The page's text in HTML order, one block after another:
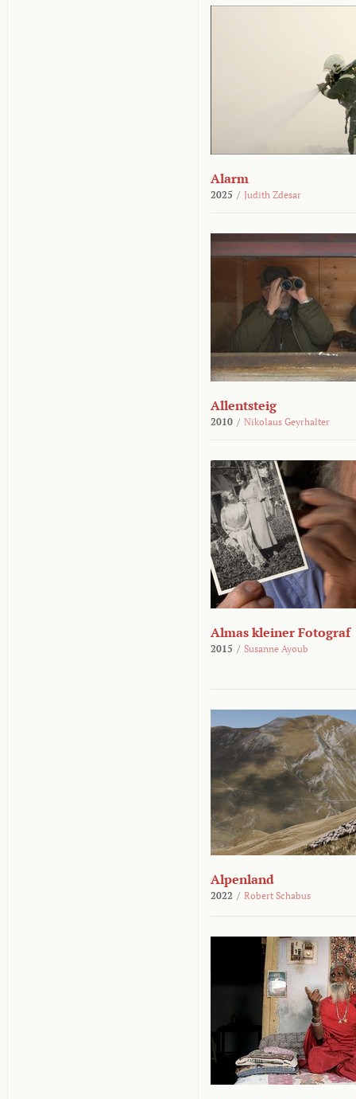
Alarm
2025 / Judith Zdesar
Allentsteig
2010 / Nikolaus Geyrhalter
Almas kleiner Fotograf
2015 / Susanne Ayoub
Alpenland
2022 / Robert Schabus